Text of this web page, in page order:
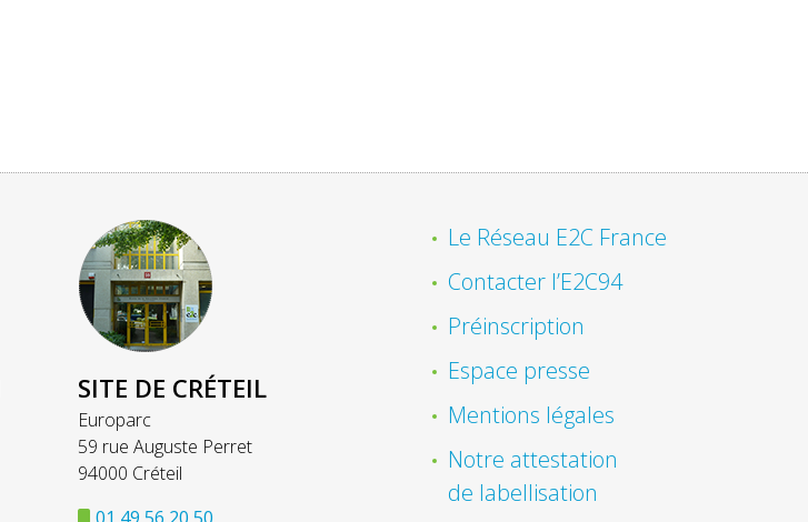
SITE DE CRÉTEIL
Europarc
59 rue Auguste Perret
94000 Créteil
Le Réseau E2C France
Contacter l’E2C94
Préinscription
Espace presse
Mentions légales
Notre attestation
de labellisation